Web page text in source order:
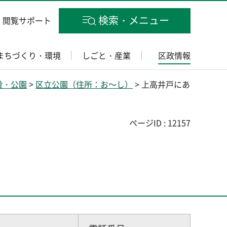
閲覧サポート 検索・メニュー
ちづくり・環境 しごと・産業 区政情報
公園 > 区立公園（住所：お～し） > 上高井戸にあ
ページID : 12157